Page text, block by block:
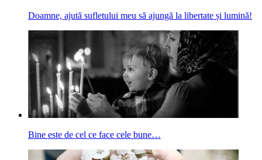
Doamne, ajută sufletului meu să ajungă la libertate și lumină!
Bine este de cel ce face cele bune…